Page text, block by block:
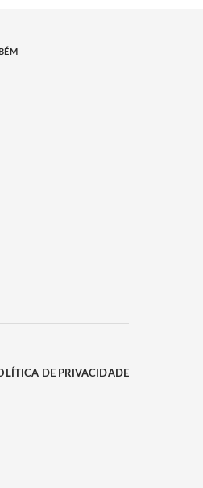
DE PRIVACIDADE